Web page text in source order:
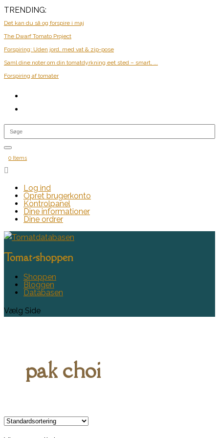
TRENDING:
Det kan du så og forspire i maj
The Dwarf Tomato Project
Forspiring: Uden jord, med vat & zip-pose
Saml dine noter om din tomatdyrkning eet sted – smart, ...
Forspiring af tomater
0 Items

Log ind
Opret brugerkonto
Kontrolpanel
Dine informationer
Dine ordrer
Tomat-shoppen
Shoppen
Bloggen
Databasen
Vælg Side
pak choi